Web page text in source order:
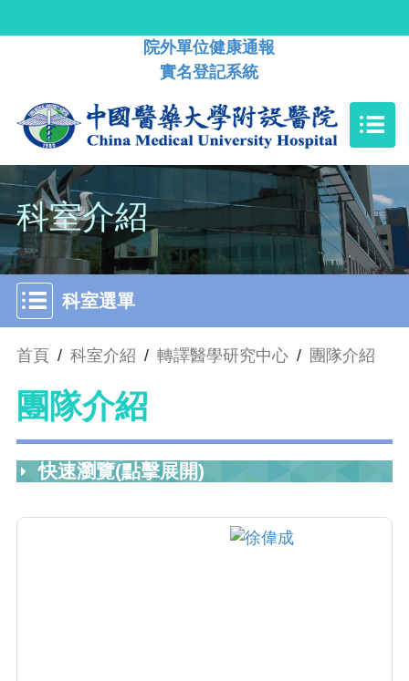
院外單位健康通報
實名登記系統
科室介紹
科室選單
首頁 / 科室介紹 / 轉譯醫學研究中心 / 團隊介紹
團隊介紹
快速瀏覽(點擊展開)